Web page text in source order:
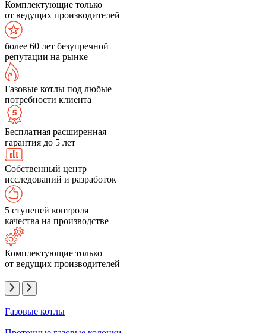
Комплектующие только
от ведущих производителей
более 60 лет безупречной
репутации на рынке
Газовые котлы под любые
потребности клиента
Бесплатная расширенная
гарантия до 5 лет
Собственный центр
исследований и разработок
5 ступеней контроля
качества на производстве
Комплектующие только
от ведущих производителей
Газовые котлы